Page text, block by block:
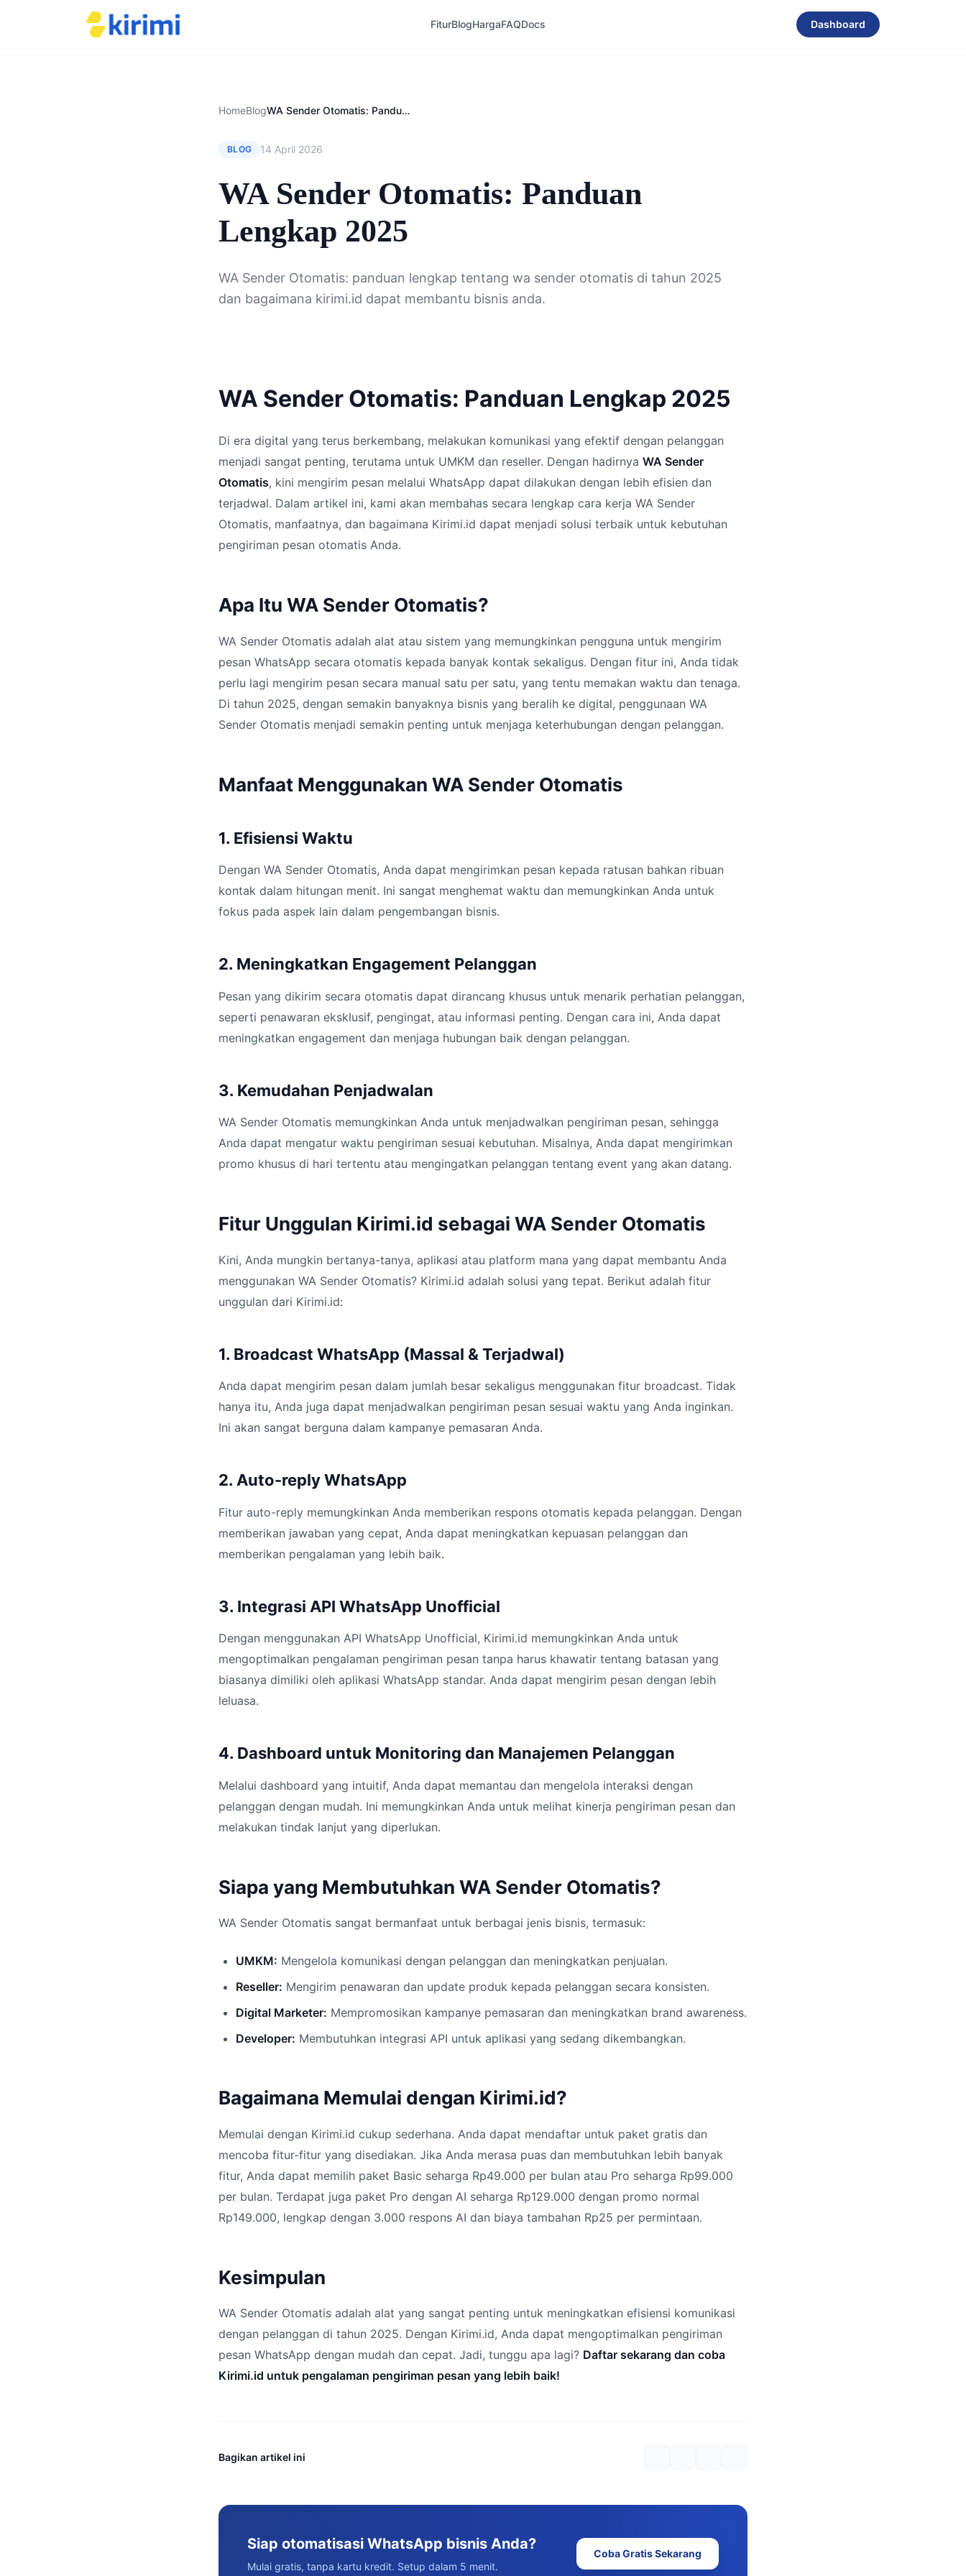
FiturBlogHargaFAQDocs Dashboard
HomeBlog WA Sender Otomatis: Panduan Lengkap 2025
BLOG 14 April 2026
WA Sender Otomatis: Panduan
Lengkap 2025
WA Sender Otomatis: panduan lengkap tentang wa sender otomatis di tahun 2025
dan bagaimana kirimi.id dapat membantu bisnis anda.
WA Sender Otomatis: Panduan Lengkap 2025
Di era digital yang terus berkembang, melakukan komunikasi yang efektif dengan pelanggan
menjadi sangat penting, terutama untuk UMKM dan reseller. Dengan hadirnya WA Sender
Otomatis, kini mengirim pesan melalui WhatsApp dapat dilakukan dengan lebih efisien dan
terjadwal. Dalam artikel ini, kami akan membahas secara lengkap cara kerja WA Sender
Otomatis, manfaatnya, dan bagaimana Kirimi.id dapat menjadi solusi terbaik untuk kebutuhan
pengiriman pesan otomatis Anda.
Apa Itu WA Sender Otomatis?
WA Sender Otomatis adalah alat atau sistem yang memungkinkan pengguna untuk mengirim
pesan WhatsApp secara otomatis kepada banyak kontak sekaligus. Dengan fitur ini, Anda tidak
perlu lagi mengirim pesan secara manual satu per satu, yang tentu memakan waktu dan tenaga.
Di tahun 2025, dengan semakin banyaknya bisnis yang beralih ke digital, penggunaan WA
Sender Otomatis menjadi semakin penting untuk menjaga keterhubungan dengan pelanggan.
Manfaat Menggunakan WA Sender Otomatis
1. Efisiensi Waktu
Dengan WA Sender Otomatis, Anda dapat mengirimkan pesan kepada ratusan bahkan ribuan
kontak dalam hitungan menit. Ini sangat menghemat waktu dan memungkinkan Anda untuk
fokus pada aspek lain dalam pengembangan bisnis.
2. Meningkatkan Engagement Pelanggan
Pesan yang dikirim secara otomatis dapat dirancang khusus untuk menarik perhatian pelanggan,
seperti penawaran eksklusif, pengingat, atau informasi penting. Dengan cara ini, Anda dapat
meningkatkan engagement dan menjaga hubungan baik dengan pelanggan.
3. Kemudahan Penjadwalan
WA Sender Otomatis memungkinkan Anda untuk menjadwalkan pengiriman pesan, sehingga
Anda dapat mengatur waktu pengiriman sesuai kebutuhan. Misalnya, Anda dapat mengirimkan
promo khusus di hari tertentu atau mengingatkan pelanggan tentang event yang akan datang.
Fitur Unggulan Kirimi.id sebagai WA Sender Otomatis
Kini, Anda mungkin bertanya-tanya, aplikasi atau platform mana yang dapat membantu Anda
menggunakan WA Sender Otomatis? Kirimi.id adalah solusi yang tepat. Berikut adalah fitur
unggulan dari Kirimi.id:
1. Broadcast WhatsApp (Massal & Terjadwal)
Anda dapat mengirim pesan dalam jumlah besar sekaligus menggunakan fitur broadcast. Tidak
hanya itu, Anda juga dapat menjadwalkan pengiriman pesan sesuai waktu yang Anda inginkan.
Ini akan sangat berguna dalam kampanye pemasaran Anda.
2. Auto-reply WhatsApp
Fitur auto-reply memungkinkan Anda memberikan respons otomatis kepada pelanggan. Dengan
memberikan jawaban yang cepat, Anda dapat meningkatkan kepuasan pelanggan dan
memberikan pengalaman yang lebih baik.
3. Integrasi API WhatsApp Unofficial
Dengan menggunakan API WhatsApp Unofficial, Kirimi.id memungkinkan Anda untuk
mengoptimalkan pengalaman pengiriman pesan tanpa harus khawatir tentang batasan yang
biasanya dimiliki oleh aplikasi WhatsApp standar. Anda dapat mengirim pesan dengan lebih
leluasa.
4. Dashboard untuk Monitoring dan Manajemen Pelanggan
Melalui dashboard yang intuitif, Anda dapat memantau dan mengelola interaksi dengan
pelanggan dengan mudah. Ini memungkinkan Anda untuk melihat kinerja pengiriman pesan dan
melakukan tindak lanjut yang diperlukan.
Siapa yang Membutuhkan WA Sender Otomatis?
WA Sender Otomatis sangat bermanfaat untuk berbagai jenis bisnis, termasuk:
UMKM: Mengelola komunikasi dengan pelanggan dan meningkatkan penjualan.
Reseller: Mengirim penawaran dan update produk kepada pelanggan secara konsisten.
Digital Marketer: Mempromosikan kampanye pemasaran dan meningkatkan brand awareness.
Developer: Membutuhkan integrasi API untuk aplikasi yang sedang dikembangkan.
Bagaimana Memulai dengan Kirimi.id?
Memulai dengan Kirimi.id cukup sederhana. Anda dapat mendaftar untuk paket gratis dan
mencoba fitur-fitur yang disediakan. Jika Anda merasa puas dan membutuhkan lebih banyak
fitur, Anda dapat memilih paket Basic seharga Rp49.000 per bulan atau Pro seharga Rp99.000
per bulan. Terdapat juga paket Pro dengan AI seharga Rp129.000 dengan promo normal
Rp149.000, lengkap dengan 3.000 respons AI dan biaya tambahan Rp25 per permintaan.
Kesimpulan
WA Sender Otomatis adalah alat yang sangat penting untuk meningkatkan efisiensi komunikasi
dengan pelanggan di tahun 2025. Dengan Kirimi.id, Anda dapat mengoptimalkan pengiriman
pesan WhatsApp dengan mudah dan cepat. Jadi, tunggu apa lagi? Daftar sekarang dan coba
Kirimi.id untuk pengalaman pengiriman pesan yang lebih baik!
Bagikan artikel ini
Siap otomatisasi WhatsApp bisnis Anda?
Mulai gratis, tanpa kartu kredit. Setup dalam 5 menit.
Coba Gratis Sekarang